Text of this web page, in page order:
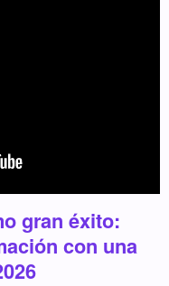
gran éxito:
con una